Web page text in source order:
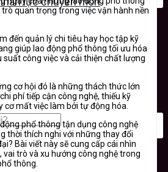
quan trọng trong việc vận hành nền
đến quản lý chi tiêu hay học tập kỹ
giúp lao động phổ thông tối ưu hóa
suất công việc và cải thiện chất lượng
cơ hội đó là những thách thức lớn
phí tiếp cận công nghệ, thiếu kỹ
cơ mất việc làm bởi tự động hóa.
phổ thông tận dụng công nghệ
thời thích nghi với những thay đổi
Bài viết này sẽ cung cấp cái nhìn
vai trò và xu hướng công nghệ trong
thông.